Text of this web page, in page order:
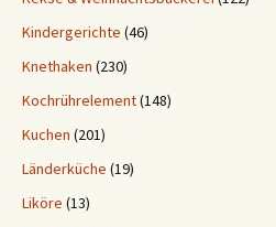
Kindergerichte (46)
Knethaken (230)
Kochrührelement(148)
Kuchen (201)
Länderküche (19)
Liköre (13)